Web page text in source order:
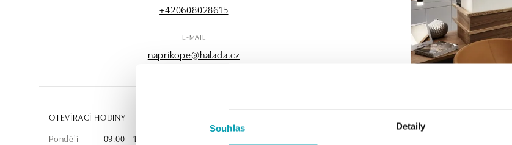
Souhlas Detaily
+420608028615
E-MAIL
naprikope@halada.cz
OTEVÍRACÍ HODINY
Pondělí
09:00 - 19:00